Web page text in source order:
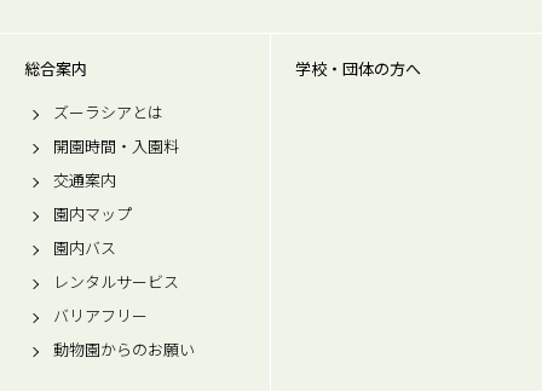
総合案内
ズーラシアとは
開園時間・入園料
交通案内
園内マップ
園内バス
レンタルサービス
バリアフリー
動物園からのお願い
学校・団体の方へ